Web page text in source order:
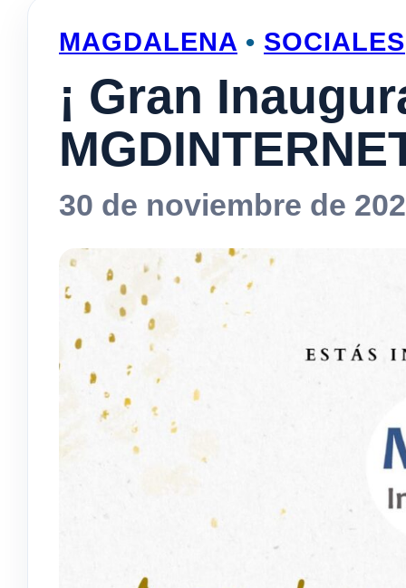
MAGDALENA • SOCIALES
¡ Gran
30 de noviembre de